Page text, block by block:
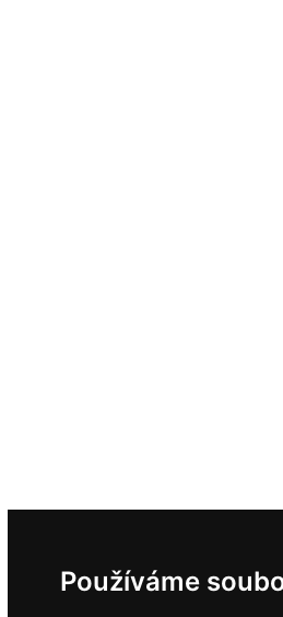
Používáme